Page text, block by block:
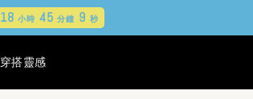
18小時 45分鐘 7 秒
穿搭靈感